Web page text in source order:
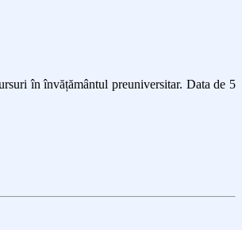
în învățământul preuniversitar. Data de 5